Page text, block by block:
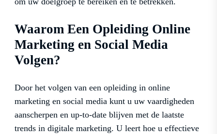
Waarom Een Opleiding Online
Marketing en Social Media
Volgen?
Door het volgen van een opleiding in online
marketing en social media kunt u uw vaardigheden
aanscherpen en up-to-date blijven met de laatste
trends in digitale marketing. U leert hoe u effectieve